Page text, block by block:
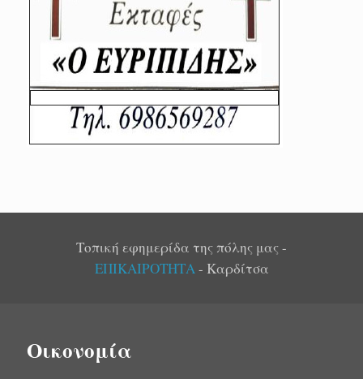
Τοπική εφημερίδα της πόλης μας -
ΕΠΙΚΑΙΡΟΤΗΤΑ- Καρδίτσα
Οικονομία